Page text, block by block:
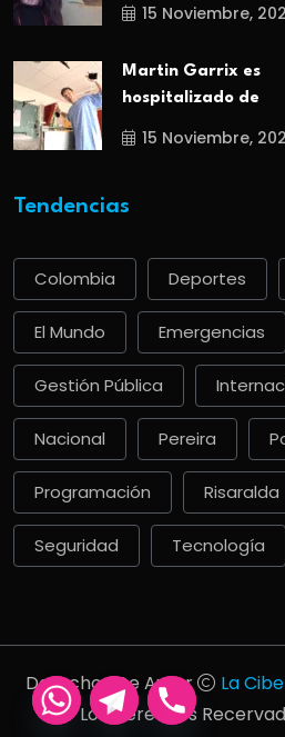
15 Noviembre,
Martin Garrix es
hospitalizado de
15 Noviembre,
Tendencias
Colombia Deportes
El Mundo Emergencias
Gestión Pública
Nacional Pereira
Programación Risaralda
Seguridad Tecnología
Derechos De Autor La
Los Derechos